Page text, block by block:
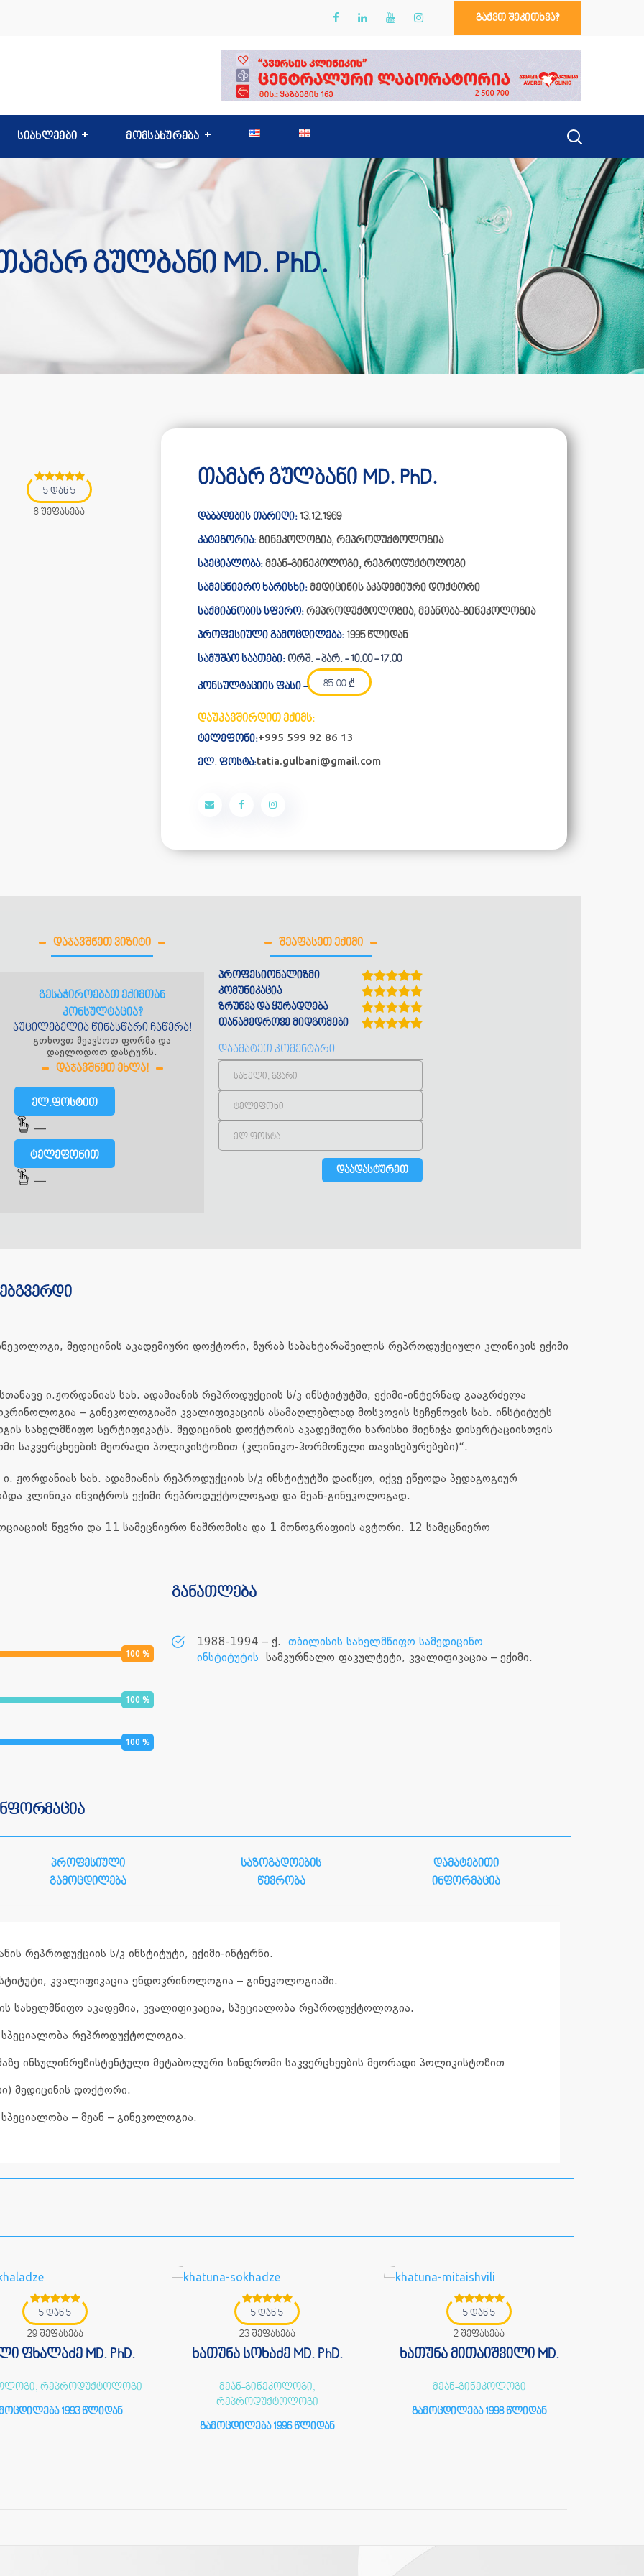
გაქვთ შეკითხვა?
სიახლეები მომსახურება
Გულბანი MD. PhD.
5 დან 5
8 შეფასება
თამარ გულბანი MD. PhD.
დაბადების თარიღი: 13.12.1969
კატეგორია: გინეკოლოგია, რეპროდუქტოლოგია
სპეციალობა: მეან-გინეკოლოგი, რეპროდუქტოლოგი
სამეცნიერო ხარისხი: მედიცინის აკადემიური დოქტორი
საქმიანობის სფერო: რეპროდუქტოლოგია, მეანობა-გინეკოლოგია
პროფესიული გამოცდილება: 1995 წლიდან
სამუშაო საათები: ორშ. - პარ. - 10.00 - 17.00
კონსულტაციის ფასი - 85.00 ₾
დაუკავშირდით ექიმს:
ტელეფონი:+995 599 92 86 13
ელ. ფოსტა:tatia.gulbani@gmail.com
ᲓᲐᲯᲐᲕᲨᲜᲔᲗ ᲕᲘᲖᲘᲢᲘ
გესაჭიროებათ ექიმთან
კონსულტაცია?
აუცილებელია წინასწარი ჩაწერა!
გთხოვთ შეავსოთ ფორმა და
დაელოდოთ დასტურს.
ᲓᲐᲯᲐᲕᲨᲜᲔᲗ ᲔᲮᲚᲐ!
ელ.ფოსტით
—
ტელეფონით
—
ᲨᲔᲐᲤᲐᲡᲔᲗ ᲔᲥᲘᲛᲘ
პროფესიონალიზმი
კომუნიკაცია
ზრუნვა და ყურადღება
თანამედროვე მიდგომები
დაამატეთ კომენტარი
მედიცინის აკადემიური დოქტორი, ზურაბ საბახტარაშვილის რეპროდუქციული კლინიკის ექიმი
ი.ჟორდანიას სახ. ადამიანის რეპროდუქციის ს/კ ინსტიტუტში, ექიმი-ინტერნად გააგრძელა
– გინეკოლოგიაში კვალიფიკაციის ასამაღლებლად მოსკოვის სეჩენოვის სახ. ინსტიტუტს
სერტიფიკატს. მედიცინის დოქტორის აკადემიური ხარისხი მიენიჭა დისერტაციისთვის
საკვერცხეების მეორადი პოლიკისტოზით (კლინიკო-ჰორმონული თავისებურებები)“.
ჟორდანიას სახ. ადამიანის რეპროდუქციის ს/კ ინსტიტუტში დაიწყო, იქვე ეწეოდა პედაგოგიურ
კლინიკა ინვიტროს ექიმი რეპროდუქტოლოგად და მეან-გინეკოლოგად.
წევრი და 11 სამეცნიერო ნაშრომისა და 1 მონოგრაფიის ავტორი. 12 სამეცნიერო
100 %
100 %
100 %
განათლება
1988-1994 – ქ.
თბილისის სახელმწიფო სამედიცინო
ინსტიტუტის
სამკურნალო ფაკულტეტი, კვალიფიკაცია – ექიმი.
პროფესიული
გამოცდილება
საზოგადოების
წევრობა
დამატებითი
ინფორმაცია
რეპროდუქციის ს/კ ინსტიტუტი, ექიმი-ინტერნი.
კვალიფიკაცია ენდოკრინოლოგია – გინეკოლოგიაში.
სახელმწიფო აკადემია, კვალიფიკაცია, სპეციალობა რეპროდუქტოლოგია.
რეპროდუქტოლოგია.
ინსულინრეზისტენტული მეტაბოლური სინდრომი საკვერცხეების მეორადი პოლიკისტოზით
მედიცინის დოქტორი.
– მეან – გინეკოლოგია.
5 დან 5
29 შეფასება
ფხალაძე MD. PhD.
რეპროდუქტოლოგი
1993 წლიდან
5 დან 5
23 შეფასება
ხათუნა სოხაძე MD. PhD.
მეან-გინეკოლოგი,
რეპროდუქტოლოგი
გამოცდილება 1996 წლიდან
5 დან 5
2 შეფასება
ხათუნა მითაიშვილი MD.
მეან-გინეკოლოგი
გამოცდილება 1998 წლიდან